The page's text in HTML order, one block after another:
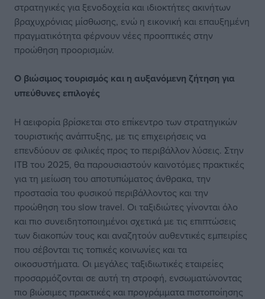
στρατηγικές για ξενοδοχεία και ιδιοκτήτες ακινήτων
βραχυχρόνιας μίσθωσης, ενώ η εικονική και επαυξημένη
πραγματικότητα φέρνουν νέες προοπτικές στην
προώθηση προορισμών.
Ο βιώσιμος τουρισμός και η αυξανόμενη ζήτηση για
υπεύθυνες επιλογές
Η αειφορία βρίσκεται στο επίκεντρο των στρατηγικών
τουριστικής ανάπτυξης, με τις επιχειρήσεις να
επενδύουν σε φιλικές προς το περιβάλλον λύσεις. Στην
ITB του 2025, θα παρουσιαστούν καινοτόμες πρακτικές
για τη μείωση του αποτυπώματος άνθρακα, την
προστασία του φυσικού περιβάλλοντος και την
προώθηση του slow travel. Οι ταξιδιώτες γίνονται όλο
και πιο συνειδητοποιημένοι σχετικά με τις επιπτώσεις
των διακοπών τους και αναζητούν αυθεντικές εμπειρίες
που σέβονται τις τοπικές κοινωνίες και τα
οικοσυστήματα. Οι μεγάλες ταξιδιωτικές εταιρείες
προσαρμόζονται σε αυτή τη στροφή, ενσωματώνοντας
πιο βιώσιμες πρακτικές και προγράμματα πιστοποίησης